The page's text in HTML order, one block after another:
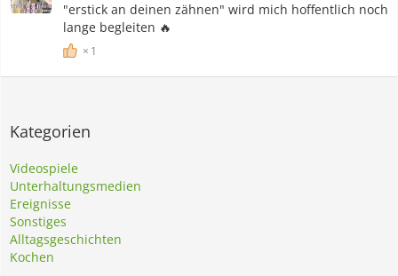
"erstick an deinen zähnen" wird mich hoffentlich noch
lange begleiten 🔥
1
Kategorien
Videospiele
Unterhaltungsmedien
Ereignisse
Sonstiges
Alltagsgeschichten
Kochen